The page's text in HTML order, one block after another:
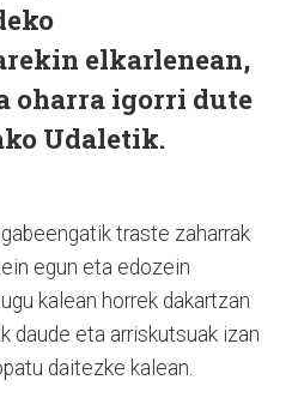
elkarlenean,
oharra igorri dute
Udaletik.
traste zaharrak
egun eta edozein
kalean horrek dakartzan
daude eta arriskutsuak izan
daitezke kalean.